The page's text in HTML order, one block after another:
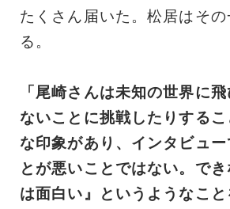
たくさん届いた。松居はそ
る。
「尾崎さんは未知の世界に
ないことに挑戦したりする
な印象があり、インタビュ
とが悪いことではない。で
は面白い』というようなこと